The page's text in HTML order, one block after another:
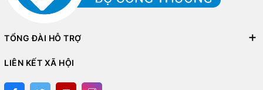
TỔNG ĐÀI HỖ TRỢ
LIÊN KẾT XÃ HỘI